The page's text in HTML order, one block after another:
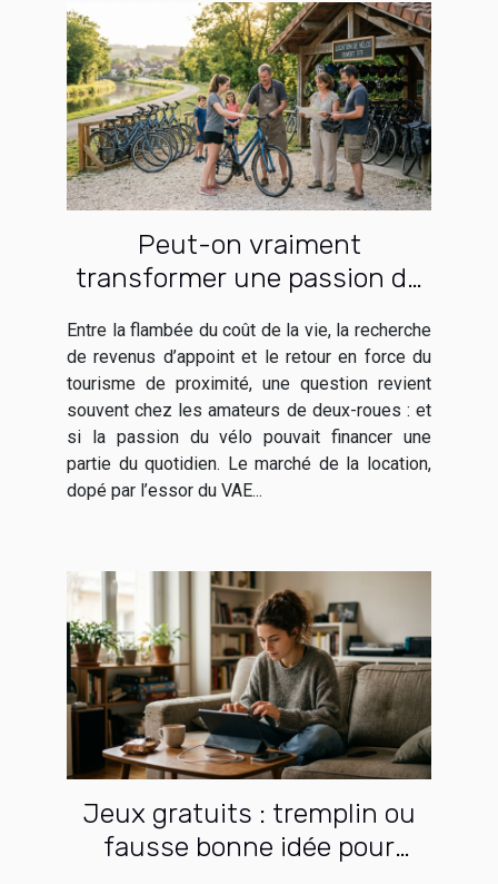
Peut-on vraiment
transformer une passion du
rentable ?
Entre la flambée du coût de la vie, la recherche
de revenus d’appoint et le retour en force du
tourisme de proximité, une question revient
souvent chez les amateurs de deux-roues : et
si la passion du vélo pouvait financer une
partie du quotidien. Le marché de la location,
dopé par l’essor du VAE...
Jeux gratuits : tremplin ou
fausse bonne idée pour